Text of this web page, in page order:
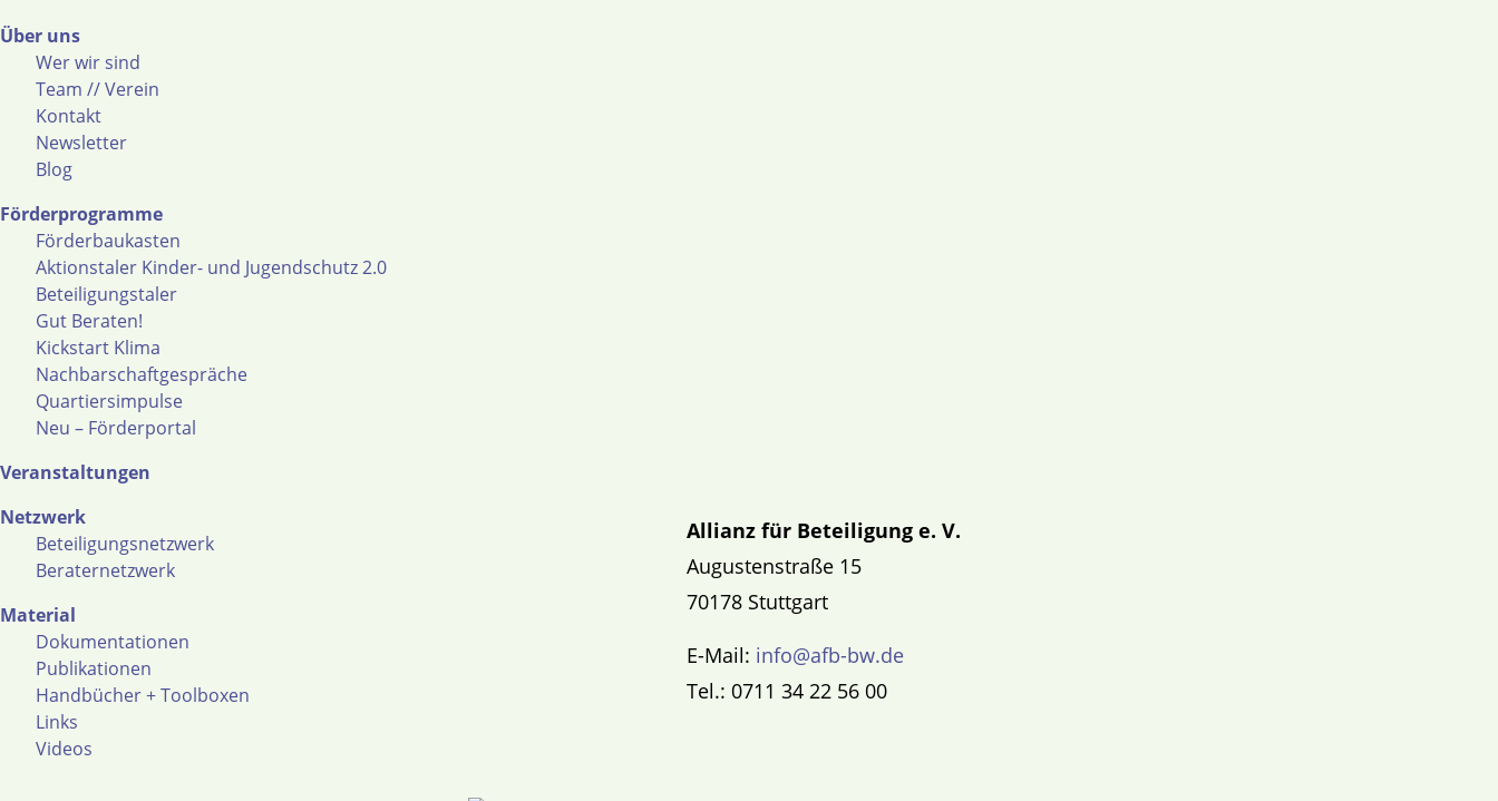
Über uns
Wer wir sind
Team // Verein
Kontakt
Newsletter
Blog
Förderprogramme
Förderbaukasten
Aktionstaler Kinder- und Jugendschutz 2.0
Beteiligungstaler
Gut Beraten!
Kickstart Klima
Nachbarschaftgespräche
Quartiersimpulse
Neu – Förderportal
Veranstaltungen
Netzwerk
Beteiligungsnetzwerk
Beraternetzwerk
Material
Dokumentationen
Publikationen
Handbücher + Toolboxen
Links
Videos
Allianz für Beteiligung e. V.
Augustenstraße 15
70178 Stuttgart
E-Mail: info@afb-bw.de
Tel.: 0711 34 22 56 00